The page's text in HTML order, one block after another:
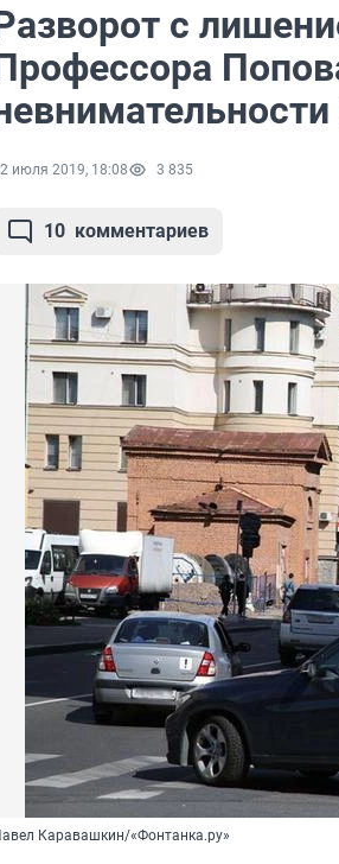
с
июля 2019, 18:08 3 835
10 комментариев
Каравашкин/«Фонтанка.ру»